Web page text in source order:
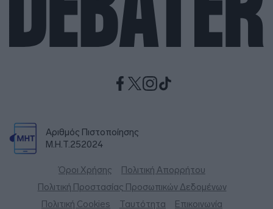
Αριθμός Πιστοποίησης
Μ.Η.Τ.252024
Όροι Χρήσης
Πολιτική Απορρήτου
Πολιτική Προστασίας Προσωπικών Δεδομένων
Πολιτική Cookies
Ταυτότητα Επικοινωνία